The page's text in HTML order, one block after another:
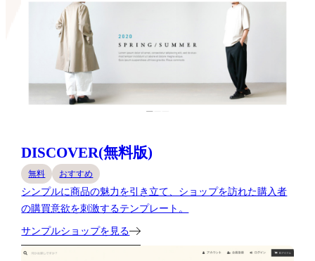
DISCOVER(無料版)
無料 おすすめ
シンプルに商品の魅力を引き立て、ショップを訪れた購入者
の購買意欲を刺激するテンプレート。
サンプルショップを見る